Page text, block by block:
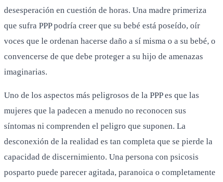
desesperación en cuestión de horas. Una madre primeriza
que sufra PPP podría creer que su bebé está poseído, oír
voces que le ordenan hacerse daño a sí misma o a su bebé, o
convencerse de que debe proteger a su hijo de amenazas
imaginarias.
Uno de los aspectos más peligrosos de la PPP es que las
mujeres que la padecen a menudo no reconocen sus
síntomas ni comprenden el peligro que suponen. La
desconexión de la realidad es tan completa que se pierde la
capacidad de discernimiento. Una persona con psicosis
posparto puede parecer agitada, paranoica o completamente